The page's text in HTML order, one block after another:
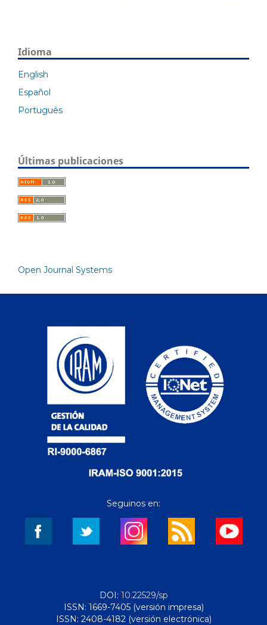
Idioma
English
Español
Português
Últimas publicaciones
Open Journal Systems
Seguinos en:
DOI: 10.22529/sp
ISSN: 1669-7405 (versión impresa)
ISSN: 2408-4182 (versión electrónica)